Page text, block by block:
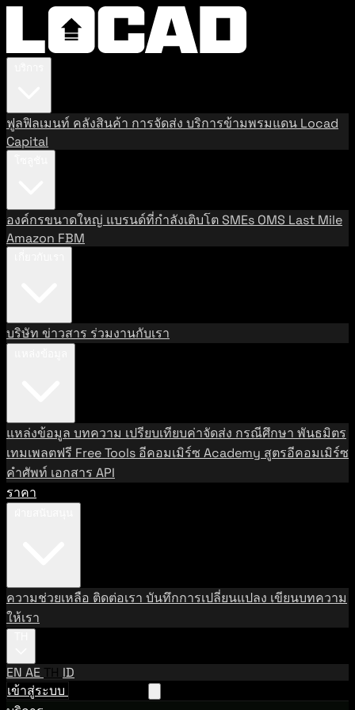
ฟูลฟิลเมนท์ คลังสินค้า การจัดส่ง บริการข้ามพรมแดน Locad
Capital
องค์กรขนาดใหญ่ แบรนด์ที่กำลังเติบโตSMEs OMS Last Mile
Amazon FBM
บริษัท ข่าวสาร ร่วมงานกับเรา
แหล่งข้อมูล บทความ เปรียบเทียบค่าจัดส่ง กรณีศึกษา พันธมิตร
เทมเพลตฟรี Free Tools อีคอมเมิร์ซ Academy สูตรอีคอมเมิร์ซ
คำศัพท์ เอกสาร API
ราคา
ความช่วยเหลือ ติดต่อเรา บันทึกการเปลี่ยนแปลง เขียนบทความ
ให้เรา
EN AE TH ID
เข้าสู่ระบบ